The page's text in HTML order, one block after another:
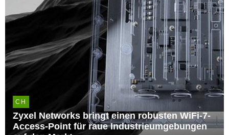
CH
Zyxel Networks bringt einen robusten WiFi-7-
Access-Point für raue Industrieumgebungen